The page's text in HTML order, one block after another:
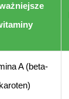
A (beta-
karoten)